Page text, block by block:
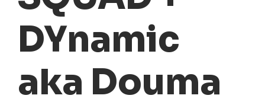
DYnamic
aka Douma